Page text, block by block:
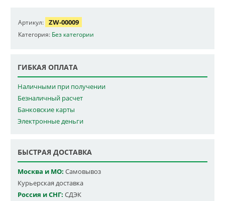
Артикул: ZW-00009
Категория: Без категории
ГИБКАЯ ОПЛАТА
Наличными при получении
Безналичный расчет
Банковские карты
Электронные деньги
БЫСТРАЯ ДОСТАВКА
Москва и МО: Самовывоз
Курьерская доставка
Россия и СНГ: СДЭК